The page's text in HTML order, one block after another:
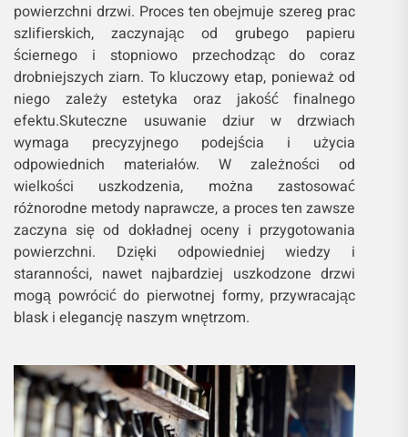
powierzchni drzwi. Proces ten obejmuje szereg prac
szlifierskich, zaczynając od grubego papieru
ściernego i stopniowo przechodząc do coraz
drobniejszych ziarn. To kluczowy etap, ponieważ od
niego zależy estetyka oraz jakość finalnego
efektu.Skuteczne usuwanie dziur w drzwiach
wymaga precyzyjnego podejścia i użycia
odpowiednich materiałów. W zależności od
wielkości uszkodzenia, można zastosować
różnorodne metody naprawcze, a proces ten zawsze
zaczyna się od dokładnej oceny i przygotowania
powierzchni. Dzięki odpowiedniej wiedzy i
staranności, nawet najbardziej uszkodzone drzwi
mogą powrócić do pierwotnej formy, przywracając
blask i elegancję naszym wnętrzom.